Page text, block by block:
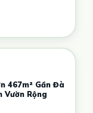
467m² Gần Đà
Vườn Rộng